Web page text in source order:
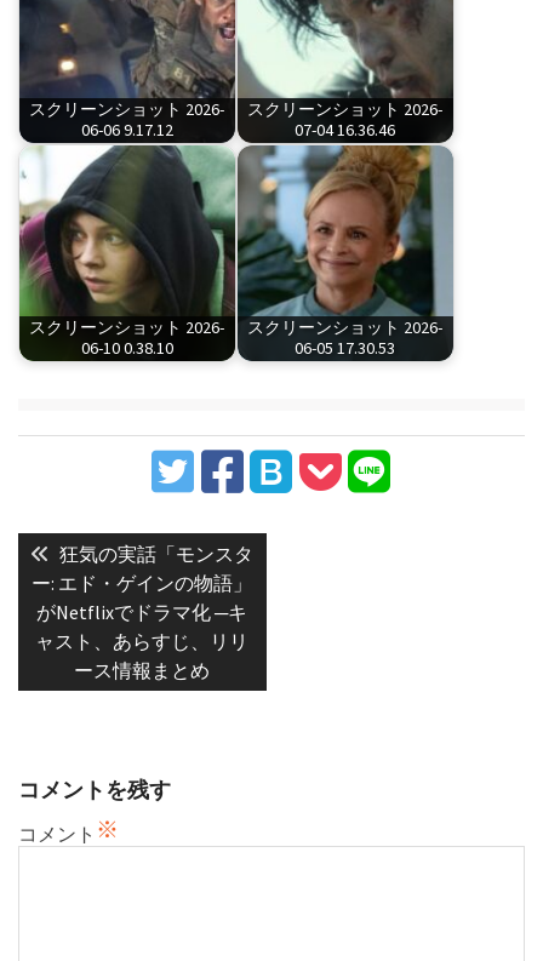
スクリーンショット 2026-
06-06 9.17.12
スクリーンショット 2026-
07-04 16.36.46
スクリーンショット 2026-
06-10 0.38.10
スクリーンショット 2026-
06-05 17.30.53
稿
ナ
ビ
ゲ
Previous
post:
狂気の実話「モンスタ
ー: エド・ゲインの物語」
がNetflixでドラマ化 ─キ
ャスト、あらすじ、リリ
ース情報まとめ
コメントを残す
コメント ※